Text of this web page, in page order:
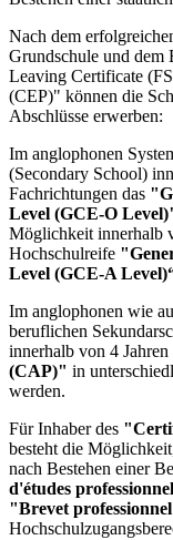
Nach dem
Grundschule und dem
Leaving Certificate
(CEP)" können die
Abschlüsse erwerben:
Im anglophonen
(Secondary School)
Fachrichtungen das
Level (GCE-O
Möglichkeit innerhalb
Hochschulreife
Level (GCE-A
Im anglophonen wie
beruflichen
innerhalb von 4 Jahren
(CAP)" in
werden.
Für Inhaber des
besteht die
nach Bestehen einer
d'études
"Brevet